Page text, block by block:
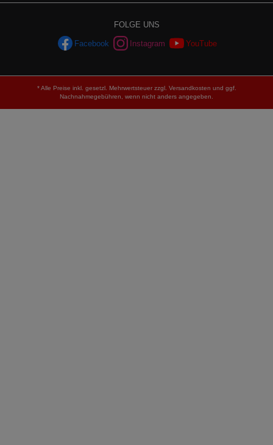
FOLGE UNS
Facebook Instagram YouTube
* Alle Preise inkl. gesetzl. Mehrwertsteuer zzgl. Versandkosten und ggf.
Nachnahmegebühren, wenn nicht anders angegeben.